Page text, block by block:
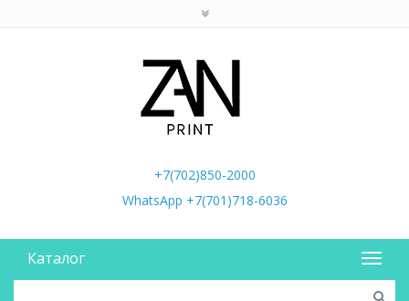
+7(702)850-2000
WhatsApp +7(701)718-6036
Каталог